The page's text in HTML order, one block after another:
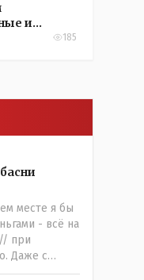
и
185
месте я бы
- всё на
при
Даже с
цвет........., по